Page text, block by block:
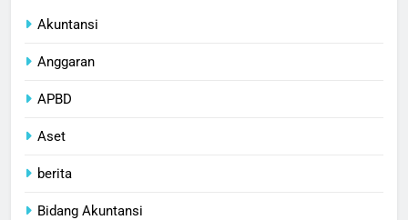
Akuntansi
Anggaran
APBD
Aset
berita
Bidang Akuntansi